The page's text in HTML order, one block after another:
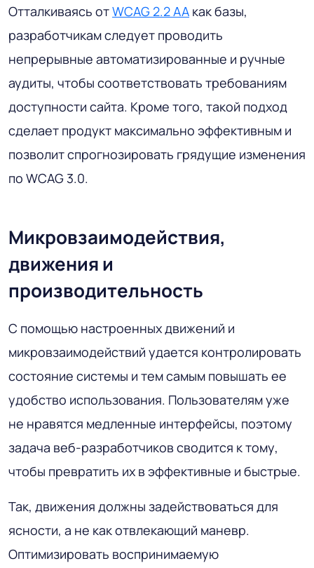
Отталкиваясь отWCAG 2.2 AA как базы,
разработчикам следует проводить
непрерывные автоматизированные и ручные
аудиты, чтобы соответствовать требованиям
доступности сайта. Кроме того, такой подход
сделает продукт максимально эффективным и
позволит спрогнозировать грядущие изменения
по WCAG 3.0.
Микровзаимодействия,
движения и
производительность
С помощью настроенных движений и
микровзаимодействий удается контролировать
состояние системы и тем самым повышать ее
удобство использования. Пользователям уже
не нравятся медленные интерфейсы, поэтому
задача веб-разработчиков сводится к тому,
чтобы превратить их в эффективные и быстрые.
Так, движения должны задействоваться для
ясности, а не как отвлекающий маневр.
Оптимизировать воспринимаемую